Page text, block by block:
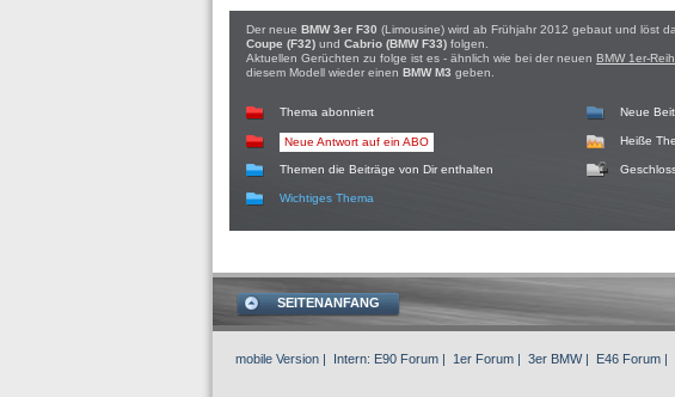
Der neue BMW 3er F30 (Limousine) wird ab Frühjahr 2012 gebaut und löst
Coupe (F32) und Cabrio (BMW F33) folgen.
Aktuellen Gerüchten zu folge ist es - ähnlich wie bei der neuen BMW 1er-
diesem Modell wieder einen BMW M3 geben.
Thema abonniert
Neue Antwort auf ein ABO
Themen die Beiträge von Dir enthalten
Wichtiges Thema
Neue
Heiße
SEITENANFANG
mobile Version | Intern: E90 Forum | 1er Forum | 3er BMW| E46 Forum |